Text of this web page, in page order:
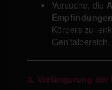
Versuche, die
Empfindungen
Körpers zu
Genitalbereich.
3. Verlängerung der